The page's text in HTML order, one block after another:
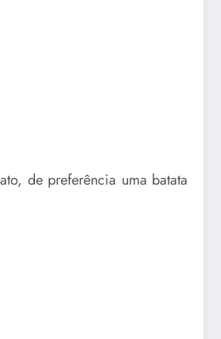
de preferência uma batata